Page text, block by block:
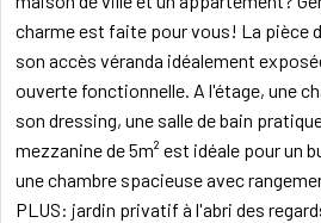
charme est faite pour vous! La pièce
son accès véranda idéalement
ouverte fonctionnelle. A l'étage, une
son dressing, une salle de bain
mezzanine de 5m² est idéale pour un
une chambre spacieuse avec
PLUS: jardin privatif à l'abri des